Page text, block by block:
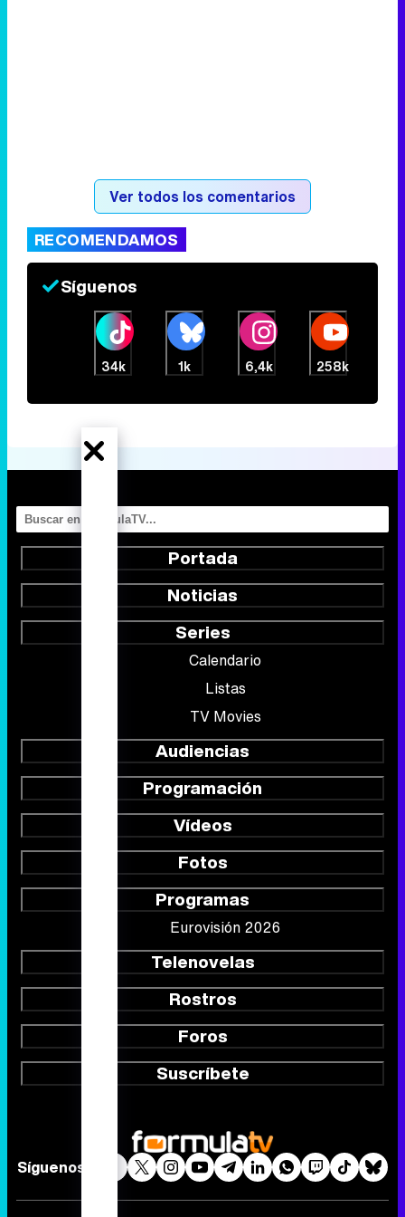
Ver todos los comentarios
RECOMENDAMOS
Síguenos
34k 1k 6,4k 258k
Portada
Noticias
Series
Calendario
Listas
TV Movies
Audiencias
Programación
Vídeos
Fotos
Programas
Eurovisión 2026
Telenovelas
Rostros
Foros
Suscríbete
Síguenos